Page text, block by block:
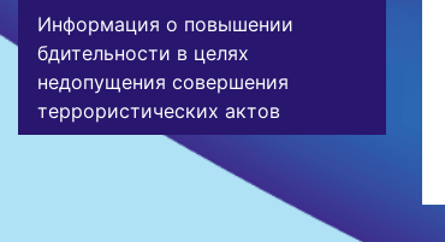
Информация о повышении
бдительности в целях
недопущения совершения
террористических актов